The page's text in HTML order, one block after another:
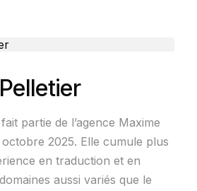
partie de l’agence Maxime
2025. Elle cumule plus
en traduction et en
aussi variés que le